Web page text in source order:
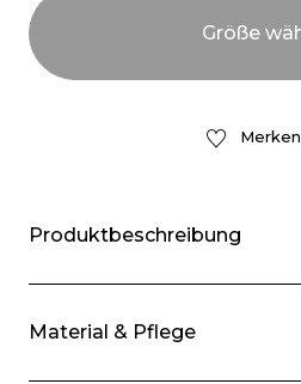
Merken
Produktbeschreibung
Material & Pflege